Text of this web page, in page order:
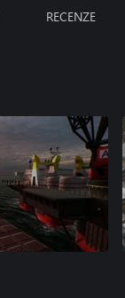
RECENZE